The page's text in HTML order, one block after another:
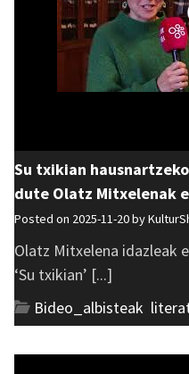
Su txikian
dute Olatz Mitxelenak
Posted on 2025-11-20 by
Olatz Mitxelena idazleak
‘Su txikian’ [...]
Bideo_albisteak